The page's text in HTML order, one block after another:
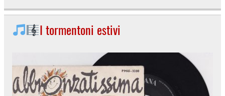
I tormentoni estivi